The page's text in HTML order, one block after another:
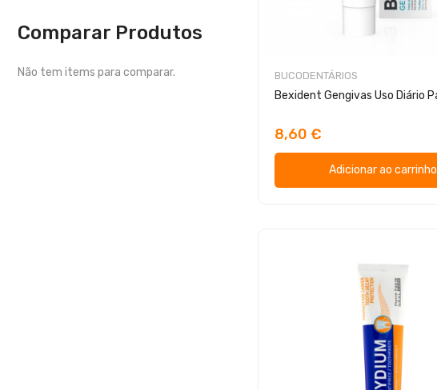
BUCODENTÁRIOS
8,60 €
Adicionar ao carrinho
Comparar Produtos
Não tem items para comparar.